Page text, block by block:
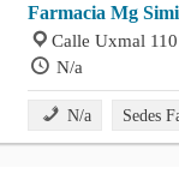
Farmacia Mg
Calle Uxmal
N/a
N/a Sedes